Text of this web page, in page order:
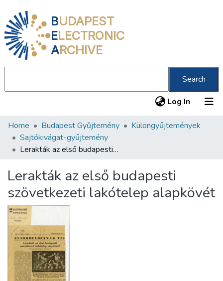
BUDAPEST
ELECTRONIC
ARCHIVE
Search
Log In (current)
Communities & Collections
All of DSpace
About us
Home Budapest Gyűjtemény
Különgyűjtemények
Sajtókivágat-gyűjtemény
Lerakták az első budapesti szövetkezeti lakótelep alapkövét
Lerakták az első budapesti
szövetkezeti lakótelep alapkövét